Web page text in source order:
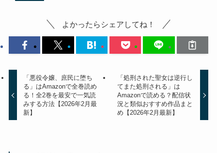
よかったらシェアしてね！
「悪役令嬢、庶民に堕ち
る」はAmazonで全巻読め
る！全2巻を最安で一気読
みする方法【2026年2月最
新】
「処刑された聖女は逆行し
てまた処刑される」は
Amazonで読める？配信状
況と類似おすすめ作品まと
め【2026年2月最新】